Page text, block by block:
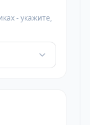
- укажите,